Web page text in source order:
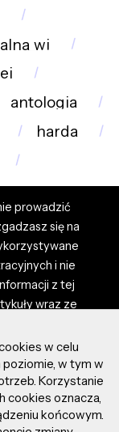
antologia
harda
prowadzić
się na
i nie
z tej
wraz ze
portalu są
i właściciel
za tresci
Dodając
portalu oraz
materiały
w celu
poziomie, w tym w
Korzystanie
cookies oznacza,
końcowym.